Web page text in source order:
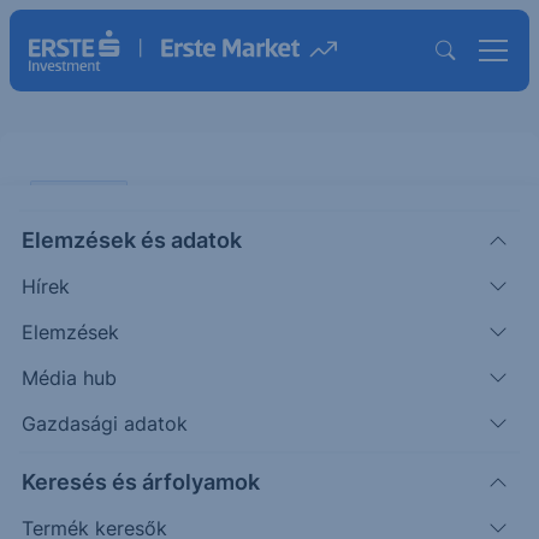
Elemzések és adatok
Hírek
Elemzések
Média hub
Gazdasági adatok
Keresés és árfolyamok
Termék keresők
következik
A nemzetközi devizapiacon stabil volt tegnap a
dollár az euró ellenében. Az amerikai termelői